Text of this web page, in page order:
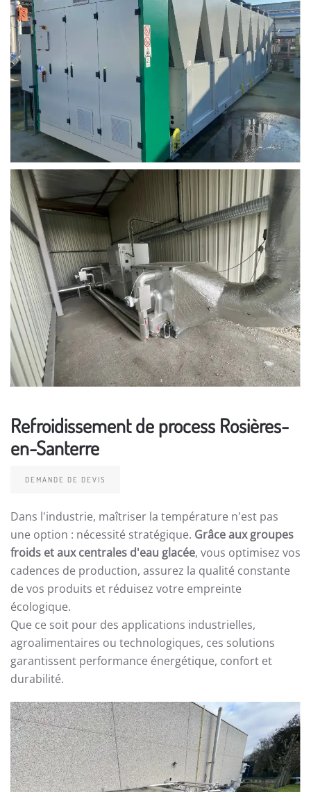
Refroidissement de process Rosières-
en-Santerre
DEMANDE DE DEVIS
Dans l'industrie, maîtriser la température n'est pas
une option : nécessité stratégique. Grâce aux groupes
froids et aux centrales d'eau glacée, vous optimisez vos
cadences de production, assurez la qualité constante
de vos produits et réduisez votre empreinte
écologique.
Que ce soit pour des applications industrielles,
agroalimentaires ou technologiques, ces solutions
garantissent performance énergétique, confort et
durabilité.